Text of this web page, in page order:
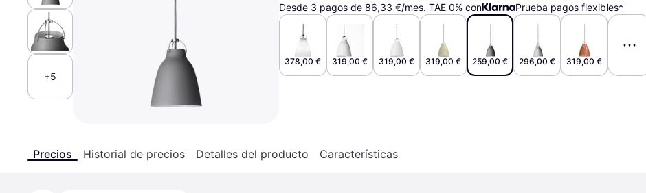
Directorio de tiendas
Informática
Hazlo tú mismo
Electrodomésticos
Libros, Películas y Música
Todas las
+5
Desde 3 pagos de 86,33 €/mes. TAE 0% con Prueba pagos flexibles*
378,00 € 319,00 € 319,00 € 319,00 € 259,00 € 296,00 € 319,00 €
Precios Historial de precios Detalles del producto Características